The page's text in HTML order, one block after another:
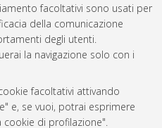
facoltativi sono usati per
della comunicazione
degli utenti.
la navigazione solo con i
facoltativi attivando
e, se vuoi, potrai esprimere
cookie di profilazione".
il Thu Aug 6 20:47:04 2026